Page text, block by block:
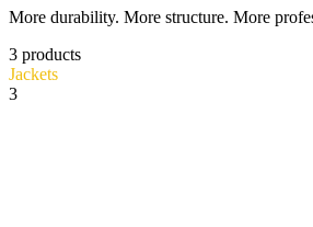
More durability. More structure. More
3 products
Jackets
3